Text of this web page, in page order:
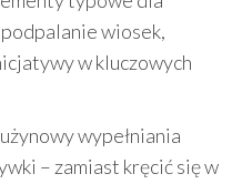
wiosek,
w kluczowych
wypełniania
– zamiast kręcić się w